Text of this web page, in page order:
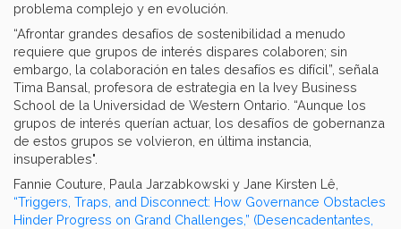
problema complejo y en evolución.
“Afrontar grandes desafíos de sostenibilidad a menudo
requiere que grupos de interés dispares colaboren; sin
embargo, la colaboración en tales desafíos es difícil”, señala
Tima Bansal, profesora de estrategia en la Ivey Business
School de la Universidad de Western Ontario. “Aunque los
grupos de interés querían actuar, los desafíos de gobernanza
de estos grupos se volvieron, en última instancia,
insuperables".
Fannie Couture, Paula Jarzabkowski y Jane Kirsten Lê,
“Triggers, Traps, and Disconnect: How Governance Obstacles
Hinder Progress on Grand Challenges,” (Desencadentantes,